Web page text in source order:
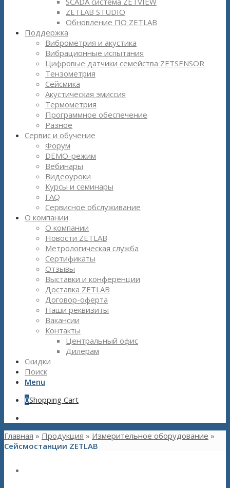
ZETLAB STUDIO
Обновление ПО ZETLAB
Поддержка
Виброметрия и акустика
Вибрационные испытания
Цифровые датчики семейства ZETSENSOR
Тензометрия
Сейсмика
Акустическая эмиссия
Термометрия
Программное обеспечение
Разное
Сервис и обучение
Форум
DEMO-режим
Вебинары
Видеоуроки
Курсы и семинары
FAQ
Сервисное обслуживание
О компании
О компании
Новости ZETLAB
Метрологическая служба
Сертификаты
Отзывы
Выставки и конференции
Доставка ZETLAB
Договор-оферта
Наши реквизиты
Вакансии
Контакты
Центральный офис
Дилерам
Скидки
Поиск
Menu
0Shopping Cart
Главная » Продукция » Измерительное оборудование »
Сейсмостанции ZETLAB